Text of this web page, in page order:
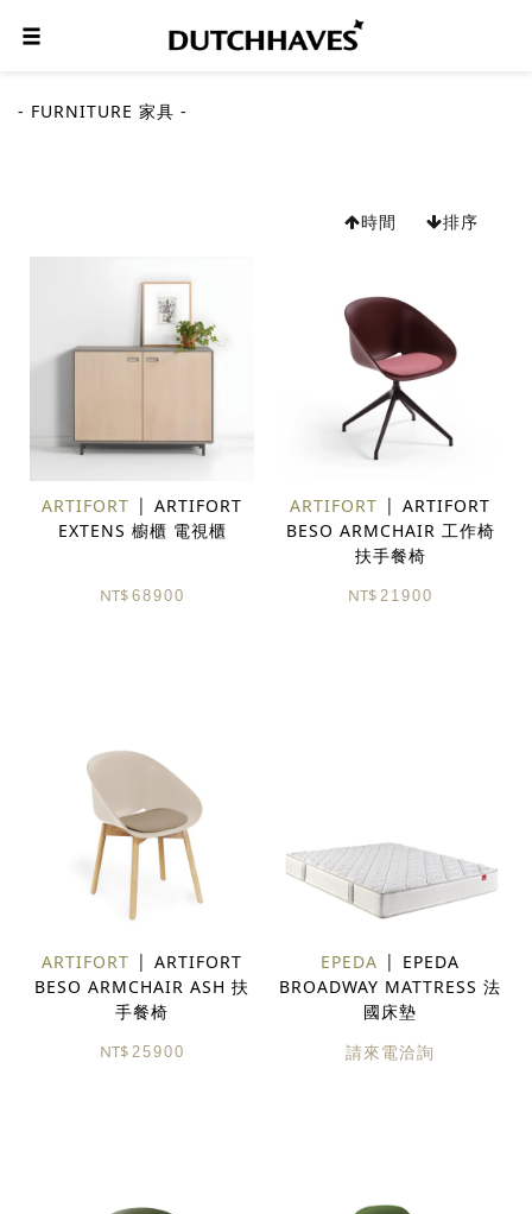
- FURNITURE 家具 -
時間 排序
ARTIFORT
ARTIFORT
EXTENS 櫥櫃 電視櫃
NT$ 68900
ARTIFORT
ARTIFORT
BESO ARMCHAIR 工作椅
扶手餐椅
NT$ 21900
ARTIFORT
ARTIFORT
BESO ARMCHAIR ASH 扶
手餐椅
NT$ 25900
EPEDA
EPEDA
BROADWAY MATTRESS 法
國床墊
請來電洽詢